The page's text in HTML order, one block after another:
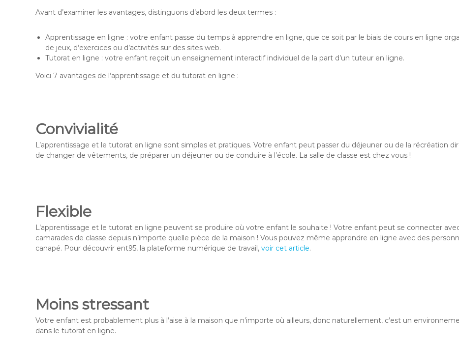
Avant d’examiner les avantages, distinguons d’abord les deux termes :
Apprentissage en ligne : votre enfant passe du temps à apprendre en ligne, que ce soit par le biais de cours en ligne
de jeux, d’exercices ou d’activités sur des sites web.
Tutorat en ligne : votre enfant reçoit un enseignement interactif individuel de la part d’un tuteur en ligne.
Voici 7 avantages de l’apprentissage et du tutorat en ligne :
Convivialité
L’apprentissage et le tutorat en ligne sont simples et pratiques. Votre enfant peut passer du déjeuner ou de la récréation
de changer de vêtements, de préparer un déjeuner ou de conduire à l’école. La salle de classe est chez vous !
Flexible
L’apprentissage et le tutorat en ligne peuvent se produire où votre enfant le souhaite ! Votre enfant peut se connecter
camarades de classe depuis n’importe quelle pièce de la maison ! Vous pouvez même apprendre en ligne avec des
canapé. Pour découvrir ent95, la plateforme numérique de travail, voir cet article.
Moins stressant
Votre enfant est probablement plus à l’aise à la maison que n’importe où ailleurs, donc naturellement, c’est un
dans le tutorat en ligne.